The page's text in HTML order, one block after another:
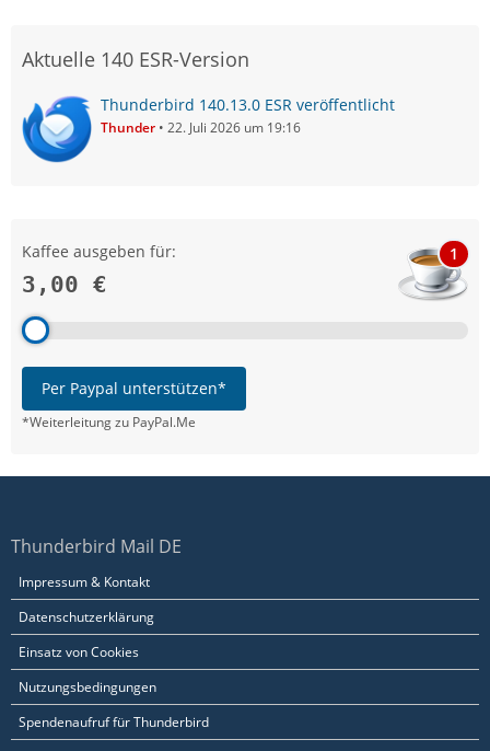
Aktuelle 140 ESR-Version
Thunderbird 140.13.0 ESR veröffentlicht
Thunder 22. Juli 2026 um 19:16
Kaffee ausgeben für:
3,00 €
1
Per Paypal unterstützen*
*Weiterleitung zu PayPal.Me
Thunderbird Mail DE
Impressum & Kontakt
Datenschutzerklärung
Einsatz von Cookies
Nutzungsbedingungen
Spendenaufruf für Thunderbird